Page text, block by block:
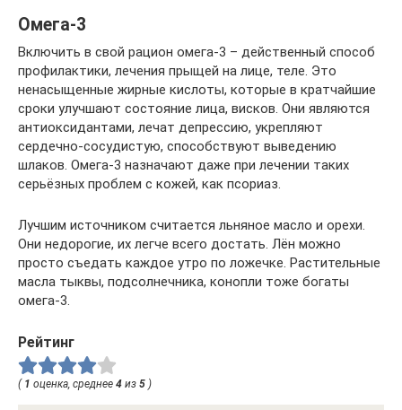
Омега-3
Включить в свой рацион омега-3 – действенный способ
профилактики, лечения прыщей на лице, теле. Это
ненасыщенные жирные кислоты, которые в кратчайшие
сроки улучшают состояние лица, висков. Они являются
антиоксидантами, лечат депрессию, укрепляют
сердечно-сосудистую, способствуют выведению
шлаков. Омега-3 назначают даже при лечении таких
серьёзных проблем с кожей, как псориаз.
Лучшим источником считается льняное масло и орехи.
Они недорогие, их легче всего достать. Лён можно
просто съедать каждое утро по ложечке. Растительные
масла тыквы, подсолнечника, конопли тоже богаты
омега-3.
Рейтинг
( 1 оценка, среднее 4 из 5 )